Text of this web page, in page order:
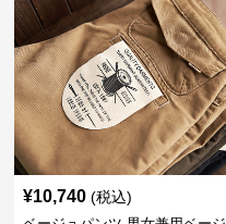
¥10,740 (税込)